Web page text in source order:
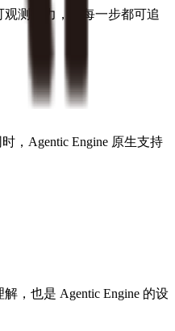
测能力，让每一步都可追
，Agentic Engine 原生支持
，也是 Agentic Engine 的设